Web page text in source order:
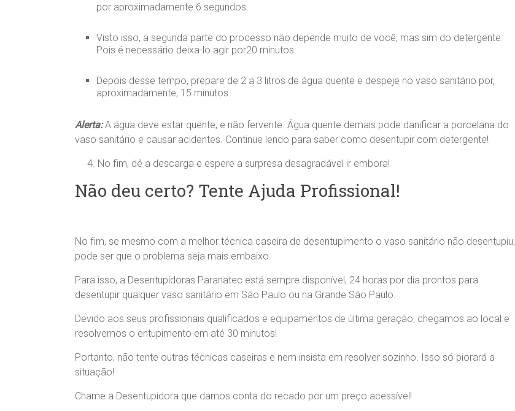
por aproximadamente 6 segundos.
Visto isso, a segunda parte do processo não depende muito de você, mas sim do detergente.
Pois é necessário deixa-lo agir por20 minutos.
Depois desse tempo, prepare de 2 a 3 litros de água quente e despeje no vaso sanitário por,
aproximadamente, 15 minutos.
Alerta:A água deve estar quente, e não fervente. Água quente demais pode danificar a porcelana do
vaso sanitário e causar acidentes. Continue lendo para saber como desentupir com detergente!
4. No fim, dê a descarga e espere a surpresa desagradável ir embora!
Não deu certo? Tente Ajuda Profissional!
No fim, se mesmo com a melhor técnica caseira de desentupimento o vaso sanitário não desentupiu,
pode ser que o problema seja mais embaixo.
Para isso, a Desentupidoras Paranatec está sempre disponível, 24 horas por dia prontos para
desentupir qualquer vaso sanitário em São Paulo ou na Grande São Paulo.
Devido aos seus profissionais qualificados e equipamentos de última geração, chegamos ao local e
resolvemos o entupimento em até 30 minutos!
Portanto, não tente outras técnicas caseiras e nem insista em resolver sozinho. Isso só piorará a
situação!
Chame a Desentupidora que damos conta do recado por um preço acessível!